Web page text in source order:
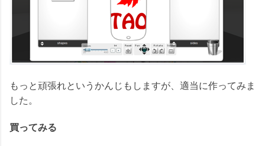
もっと頑張れというかんじもしますが、適当に作ってみま
した。
買ってみる